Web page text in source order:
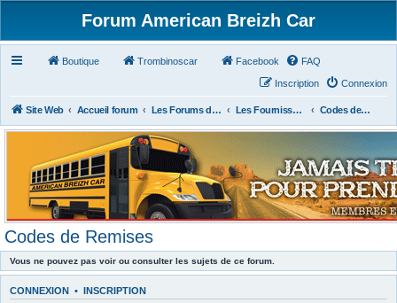
Forum American Breizh Car
Boutique Trombinoscar Facebook FAQ
Connexion
Inscription
Site Web Accueil forum Les Forums des Membres du Club Les Fournisseurs Américains ou Français Codes de Remises
Codes de Remises
Vous ne pouvez pas voir ou consulter les sujets de ce forum.
CONNEXION • INSCRIPTION